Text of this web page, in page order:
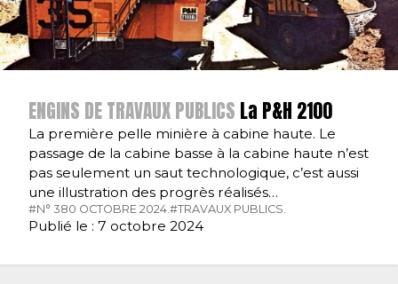
ENGINS DE TRAVAUX PUBLICS La P&H 2100
La première pelle minière à cabine haute. Le
passage de la cabine basse à la cabine haute n’est
pas seulement un saut technologique, c’est aussi
une illustration des progrès réalisés…
#N° 380 OCTOBRE 2024.#TRAVAUX PUBLICS.
Publié le : 7 octobre 2024